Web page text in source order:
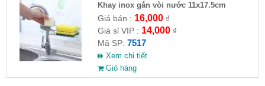
Khay inox gắn vòi nước 11x17.5cm
Giá bán : 16,000₫
Giá sỉ VIP : 14,000₫
Mã SP: 7517
Xem chi tiết
Giỏ hàng